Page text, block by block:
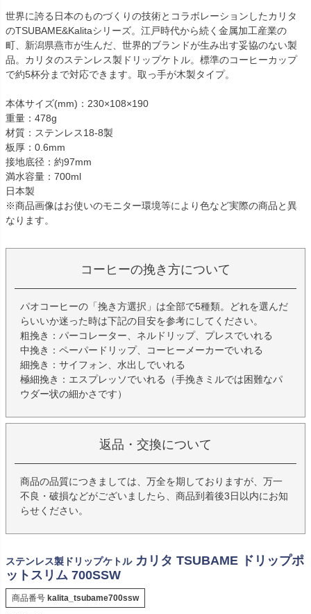
世界に誇る日本のものづくりの技術とコラボレーションしたカリタ
のTSUBAME&Kalitaシリーズ。江戸時代から続く金属加工産業の
町、新潟県燕市が生んだ、世界的ブランドが生み出す妥協のない製
品。カリタのステンレス製ドリップケトル。標準のコーヒーカップ
で約5杯分まで対応できます。取っ手が木製タイプ。
本体サイズ(mm)：230×108×190
重量：478g
材質：ステンレス18-8製
板厚：0.6mm
接地底径：約97mm
満水容量：700ml
日本製
※商品画像はお使いのモニター環境等により色など実際の商品と異
なります。
コーヒーの挽き方について
パオコーヒーの「挽き方選択」は全部で5種類。どれを選んだ
らいいか迷った時は下記の目安を参考にしてください。
粗挽き：パーコレーター、ネルドリップ、プレスでいれる
中挽き：ペーパードリップ、コーヒーメーカーでいれる
細挽き：サイフォン、水出しでいれる
極細挽き：エスプレッソでいれる（手挽きミルでは困難なパ
ウダー状の細かさです）
返品・交換について
商品の品質につきましては、万全を期しておりますが、万一
不良・破損などがございましたら、商品到着後3日以内にお知
らせください。
ステンレス製ドリップケトル カリタ TSUBAME ドリップポ
ットスリム 700SSW
商品番号 kalita_tsubame700ssw